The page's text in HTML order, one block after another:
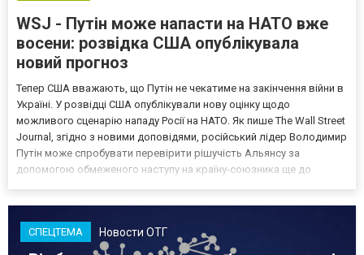
WSJ - Путін може напасти на НАТО вже
восени: розвідка США опублікувала
новий прогноз
Тепер США вважають, що Путін не чекатиме на закінчення війни в
Україні. У розвідці США опублікували нову оцінку щодо
можливого сценарію нападу Росії на НАТО. Як пише The Wall Street
Journal, згідно з новими доповідями, російський лідер Володимир
Путін може спробувати перевірити рішучість Альянсу за
допомогою обмеженого наступу на країну-союзника ще до
СПЕЦТЕМА Новости ОТГ